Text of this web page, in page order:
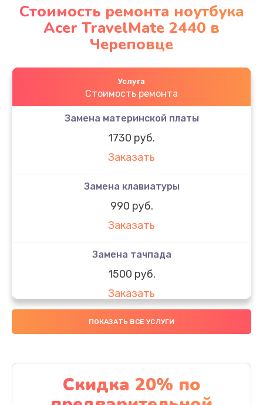
Стоимость ремонта ноутбука
Acer TravelMate 2440 в
Череповце
Услуга
Стоимость ремонта
Замена материнской платы
1730 руб.
Заказать
Замена клавиатуры
990 руб.
Заказать
Замена тачпада
1500 руб.
Заказать
Замена южного моста
Заказать
Чистка от пыли
ПОКАЗАТЬ ВСЕ УСЛУГИ
Скидка 20% по